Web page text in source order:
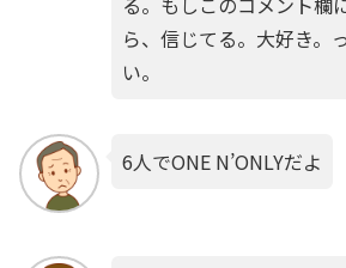
ら、信じてる。大好き。
い。
6人でONE N’ONLYだよ